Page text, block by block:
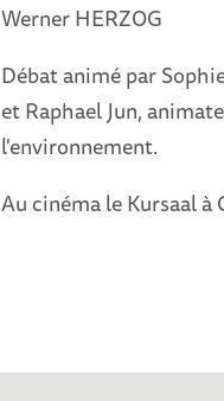
Werner HERZOG
Débat animé par
et Raphael Jun,
l'environnement.
Au cinéma le Kursaal à